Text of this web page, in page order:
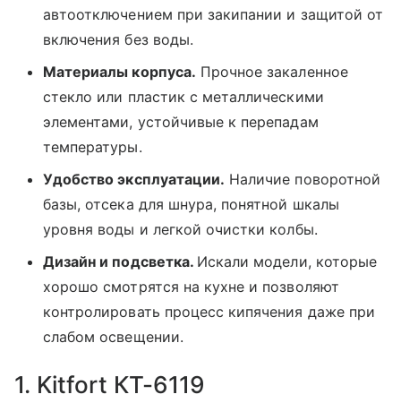
автоотключением при закипании и защитой от
включения без воды.
Материалы корпуса. Прочное закаленное
стекло или пластик с металлическими
элементами, устойчивые к перепадам
температуры.
Удобство эксплуатации. Наличие поворотной
базы, отсека для шнура, понятной шкалы
уровня воды и легкой очистки колбы.
Дизайн и подсветка. Искали модели, которые
хорошо смотрятся на кухне и позволяют
контролировать процесс кипячения даже при
слабом освещении.
1. Kitfort КТ-6119